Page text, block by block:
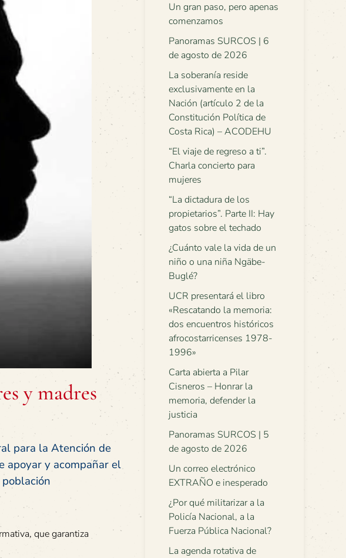
y madres
para la Atención de
apoyar y acompañar el
que garantiza
Un gran paso, pero apenas
comenzamos
Panoramas SURCOS | 6
de agosto de 2026
La soberanía reside
exclusivamente en la
Nación (artículo 2 de la
Constitución Política de
Costa Rica) – ACODEHU
“El viaje de regreso a ti”.
Charla concierto para
mujeres
“La dictadura de los
propietarios”. Parte II: Hay
gatos sobre el techado
¿Cuánto vale la vida de un
niño o una niña Ngäbe-
Buglé?
UCR presentará el libro
«Rescatando la memoria:
dos encuentros históricos
afrocostarricenses 1978-
1996»
Carta abierta a Pilar
Cisneros – Honrar la
memoria, defender la
justicia
Panoramas SURCOS | 5
de agosto de 2026
Un correo electrónico
EXTRAÑO e inesperado
¿Por qué militarizar a la
Policía Nacional, a la
Fuerza Pública Nacional?
La agenda rotativa de